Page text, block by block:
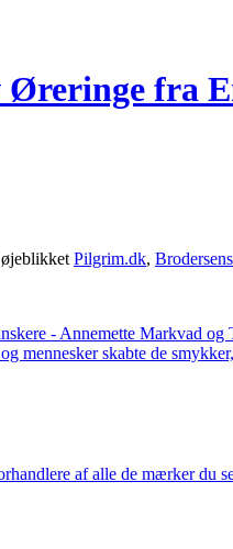
fra
Pilgrim.dk,
- Annemette Markvad
mennesker skabte de
af alle de mærker du